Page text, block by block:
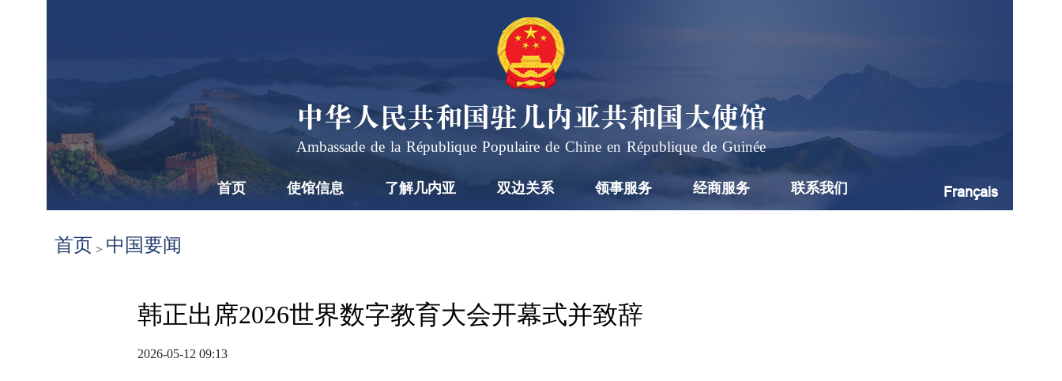
中华人民共和国驻几内亚共和国大使馆
Ambassade de la République Populaire de Chine en République de Guinée
首页 使馆信息 了解几内亚 双边关系 领事服务 经商服务 联系我们 Français
首页 > 中国要闻
韩正出席2026世界数字教育大会开幕式并致辞
2026-05-12 09:13